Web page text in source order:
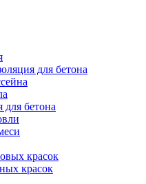
для бетона
бетона
красок
красок